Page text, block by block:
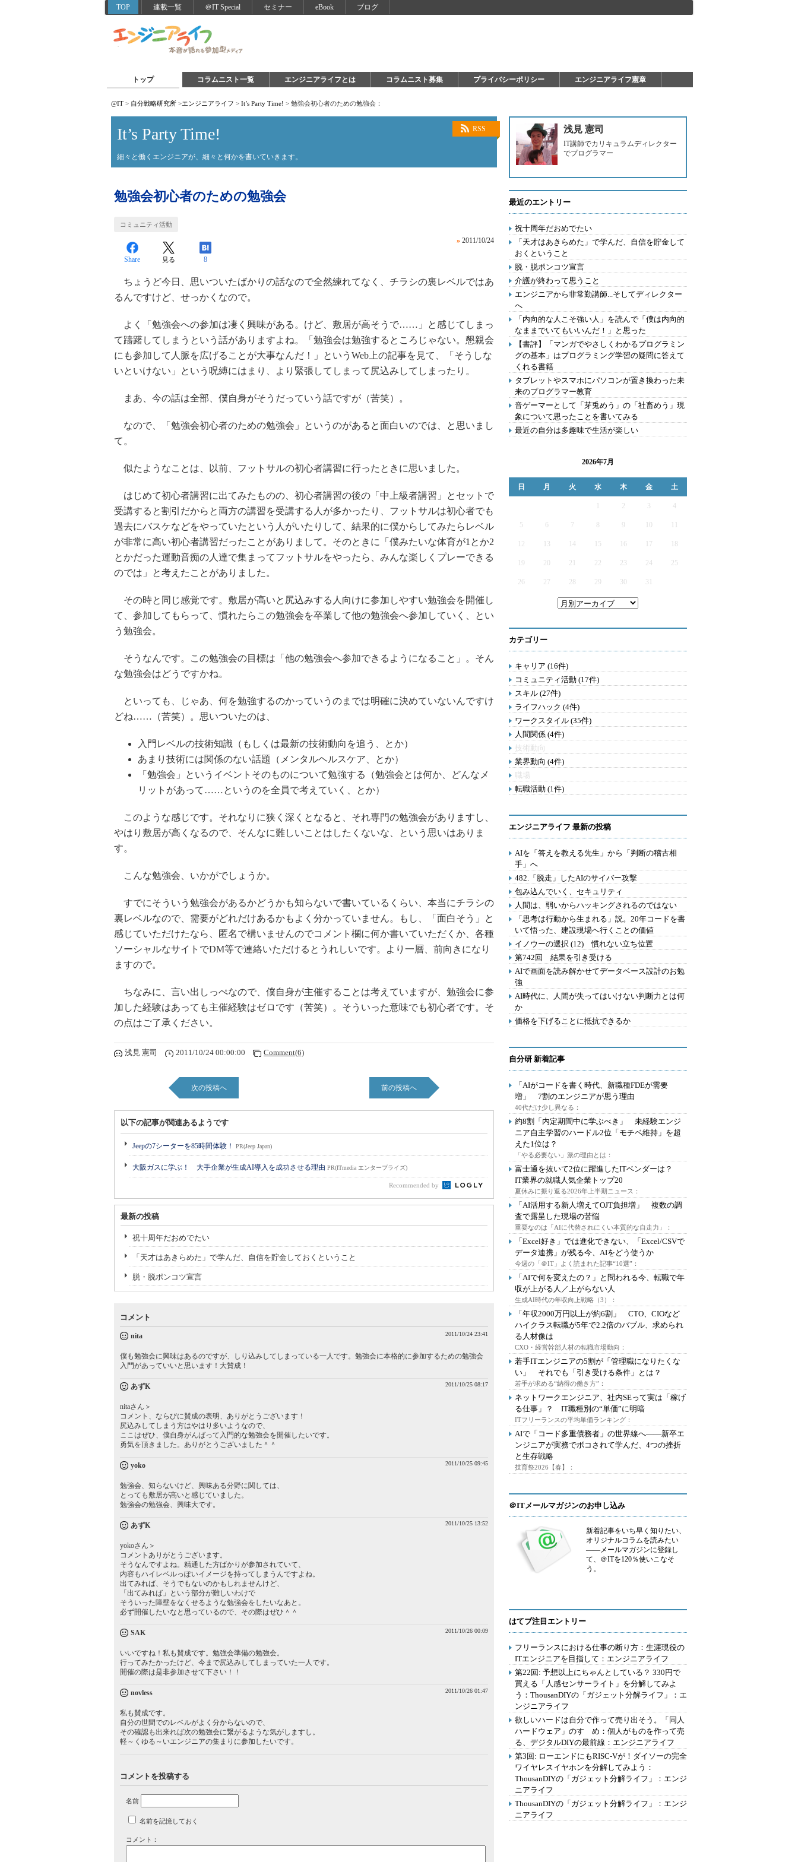
TOP 連載一覧 ＠IT Special セミナー eBook ブログ
トップ コラムニスト一覧 エンジニアライフとは コラムニスト募集 プライバシーポリシー エンジニアライフ憲章
@IT > 自分戦略研究所 >エンジニアライフ > It’s Party Time! > 勉強会初心者のための勉強会：
RSS
It’s Party Time!
細々と働くエンジニアが、細々と何かを書いていきます。
勉強会初心者のための勉強会
コミュニティ活動
» 2011/10/24
Share 見る 8
ちょうど今日、思いついたばかりの話なので全然練れてなく、チラシの裏レベルではあ
るんですけど、せっかくなので。
よく「勉強会への参加は凄く興味がある。けど、敷居が高そうで……」と感じてしまっ
て躊躇してしまうという話がありますよね。「勉強会は勉強するところじゃない。懇親会
にも参加して人脈を広げることが大事なんだ！」というWeb上の記事を見て、「そうしな
いといけない」という呪縛にはまり、より緊張してしまって尻込みしてしまったり。
まあ、今の話は全部、僕自身がそうだっていう話ですが（苦笑）。
なので、「勉強会初心者のための勉強会」というのがあると面白いのでは、と思いまし
て。
似たようなことは、以前、フットサルの初心者講習に行ったときに思いました。
はじめて初心者講習に出てみたものの、初心者講習の後の「中上級者講習」とセットで
受講すると割引だからと両方の講習を受講する人が多かったり、フットサルは初心者でも
過去にバスケなどをやっていたという人がいたりして、結果的に僕からしてみたらレベル
が非常に高い初心者講習だったことがありまして。そのときに「僕みたいな体育が1とか2
とかだった運動音痴の人達で集まってフットサルをやったら、みんな楽しくプレーできる
のでは」と考えたことがありました。
その時と同じ感覚です。敷居が高いと尻込みする人向けに参加しやすい勉強会を開催し
て、参加してもらって、慣れたらこの勉強会を卒業して他の勉強会へ参加していく、とい
う勉強会。
そうなんです。この勉強会の目標は「他の勉強会へ参加できるようになること」。そん
な勉強会はどうですかね。
といっても、じゃあ、何を勉強するのかっていうのまでは明確に決めていないんですけ
どね……（苦笑）。思いついたのは、
入門レベルの技術知識（もしくは最新の技術動向を追う、とか）
あまり技術には関係のない話題（メンタルヘルスケア、とか）
「勉強会」というイベントそのものについて勉強する（勉強会とは何か、どんなメ
リットがあって……というのを全員で考えていく、とか）
このような感じです。それなりに狭く深くとなると、それ専門の勉強会がありますし、
やはり敷居が高くなるので、そんなに難しいことはしたくないな、という思いはありま
す。
こんな勉強会、いかがでしょうか。
すでにそういう勉強会があるかどうかも知らないで書いているくらい、本当にチラシの
裏レベルなので、需要がどれだけあるかもよく分かっていません。もし、「面白そう」と
感じていただけたなら、匿名で構いませんのでコメント欄に何か書いていただくか、各種
ソーシャルなサイトでDM等で連絡いただけるとうれしいです。より一層、前向きになり
ますので。
ちなみに、言い出しっぺなので、僕自身が主催することは考えていますが、勉強会に参
加した経験はあっても主催経験はゼロです（苦笑）。そういった意味でも初心者です。そ
の点はご了承ください。
浅見 憲司 2011/10/24 00:00:00 Comment(6)
次の投稿へ 前の投稿へ
以下の記事が関連あるようです
Jeepの7シーターを85時間体験！ PR(Jeep Japan)
大阪ガスに学ぶ！ 大手企業が生成AI導入を成功させる理由 PR(ITmedia エンタープライズ)
Recommended by
最新の投稿
祝十周年だおめでたい
「天才はあきらめた」で学んだ、自信を貯金しておくということ
脱・脱ポンコツ宣言
コメント
nita 2011/10/24 23:41
僕も勉強会に興味はあるのですが、しり込みしてしまっている一人です。勉強会に本格的に参加するための勉強会
入門があっていいと思います！大賛成！
あずK 2011/10/25 08:17
nitaさん＞
コメント、ならびに賛成の表明、ありがとうございます！
尻込みしてしまう方はやはり多いようなので、
ここはぜひ、僕自身がんばって入門的な勉強会を開催したいです。
勇気を頂きました。ありがとうございました＾＾
yoko 2011/10/25 09:45
勉強会、知らないけど、興味ある分野に関しては、
とっても敷居が高いと感じていました。
勉強会の勉強会、興味大です。
あずK 2011/10/25 13:52
yokoさん＞
コメントありがとうございます。
そうなんですよね。精通した方ばかりが参加されていて、
内容もハイレベルっぽいイメージを持ってしまうんですよね。
出てみれば、そうでもないのかもしれませんけど、
「出てみれば」という部分が難しいわけで
そういった障壁をなくせるような勉強会をしたいなあと。
必ず開催したいなと思っているので、その際はぜひ＾＾
SAK 2011/10/26 00:09
いいですね！私も賛成です。勉強会準備の勉強会。
行ってみたかったけど、今まで尻込みしてしまっていた一人です。
開催の際は是非参加させて下さい！！
novless 2011/10/26 01:47
私も賛成です。
自分の世間でのレベルがよく分からないので、
その確認も出来れば次の勉強会に繋がるような気がしますし。
軽～くゆる～いエンジニアの集まりに参加したいです。
コメントを投稿する
名前
名前を記憶しておく
コメント：
浅見 憲司
IT講師でカリキュラムディレクター
でプログラマー
最近のエントリー
祝十周年だおめでたい
「天才はあきらめた」で学んだ、自信を貯金して
おくということ
脱・脱ポンコツ宣言
介護が終わって思うこと
エンジニアから非常勤講師...そしてディレクター
へ
「内向的な人こそ強い人」を読んで「僕は内向的
なままでいてもいいんだ！」と思った
【書評】「マンガでやさしくわかるプログラミン
グの基本」はプログラミング学習の疑問に答えて
くれる書籍
タブレットやスマホにパソコンが置き換わった未
来のプログラマー教育
音ゲーマーとして「芽兎めう」の「社畜めう」現
象について思ったことを書いてみる
最近の自分は多趣味で生活が楽しい
2026年7月
日 月 火 水 木 金 土
2 3 4
5 6 7 9
12 13 14 15 16 17
19 20 21 22 23 24 25
26 27 28 29 30 31
カテゴリー
キャリア (16件)
コミュニティ活動 (17件)
スキル (27件)
ライフハック (4件)
ワークスタイル (35件)
人間関係 (4件)
技術動向
業界動向 (4件)
職場
転職活動 (1件)
エンジニアライフ 最新の投稿
AIを「答えを教える先生」から「判断の稽古相
手」へ
482.「脱走」したAIのサイバー攻撃
包み込んでいく、セキュリティ
人間は、弱いからハッキングされるのではない
「思考は行動から生まれる」説。20年コードを書
いて悟った、建設現場へ行くことの価値
イノウーの選択 (12) 慣れない立ち位置
第742回 結果を引き受ける
AIで画面を読み解かせてデータベース設計のお勉
強
AI時代に、人間が失ってはいけない判断力とは何
か
価格を下げることに抵抗できるか
自分研 新着記事
「AIがコードを書く時代、新職種FDEが需要
増」 7割のエンジニアが思う理由
40代だけ少し異なる：
約8割「内定期間中に学ぶべき」 未経験エンジ
ニア自主学習のハードル2位「モチベ維持」を超
えた1位は？
「やる必要ない」派の理由とは：
富士通を抜いて2位に躍進したITベンダーは？
IT業界の就職人気企業トップ20
夏休みに振り返る2026年上半期ニュース：
「AI活用する新人増えてOJT負担増」 複数の調
査で露呈した現場の苦悩
重要なのは「AIに代替されにくい本質的な自走力」：
「Excel好き」では進化できない、「Excel/CSVで
データ連携」が残る今、AIをどう使うか
今週の「＠IT」よく読まれた記事“10選”：
「AIで何を変えたの？」と問われる今、転職で年
収が上がる人／上がらない人
生成AI時代の年収向上戦略（3）：
「年収2000万円以上が約6割」 CTO、CIOなど
ハイクラス転職が5年で2.2倍のバブル、求められ
る人材像は
CXO・経営幹部人材の転職市場動向：
若手ITエンジニアの5割が「管理職になりたくな
い」 それでも「引き受ける条件」とは？
若手が求める“納得の働き方”：
ネットワークエンジニア、社内SEって実は「稼げ
る仕事」？ IT職種別の“単価”に明暗
ITフリーランスの平均単価ランキング：
AIで「コード多重債務者」の世界線へ――新卒エ
ンジニアが実務でボコされて学んだ、4つの挫折
と生存戦略
技育祭2026【春】：
＠ITメールマガジンのお申し込み
新着記事をいち早く知りたい、
オリジナルコラムを読みたい
――メールマガジンに登録し
て、＠ITを120％使いこなそ
う。
はてブ注目エントリー
フリーランスにおける仕事の断り方：生涯現役の
ITエンジニアを目指して：エンジニアライフ
第22回: 予想以上にちゃんとしている？ 330円で
買える「人感センサーライト」を分解してみよ
う：ThousanDIYの「ガジェット分解ライフ」：エ
ンジニアライフ
欲しいハードは自分で作って売り出そう。「同人
ハードウェア」のすゝめ：個人がものを作って売
る、デジタルDIYの最前線：エンジニアライフ
第3回: ローエンドにもRISC-Vが！ダイソーの完全
ワイヤレスイヤホンを分解してみよう：
ThousanDIYの「ガジェット分解ライフ」：エンジ
ニアライフ
ThousanDIYの「ガジェット分解ライフ」：エンジ
ニアライフ